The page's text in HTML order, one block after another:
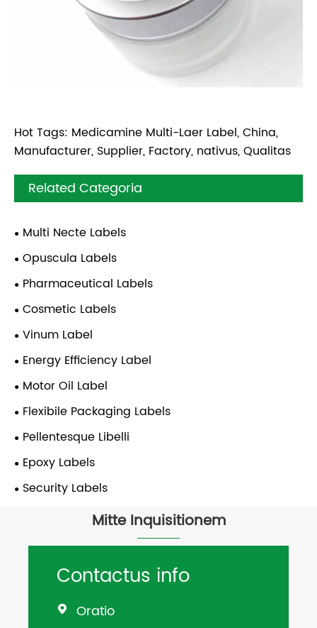
Hot Tags: Medicamine Multi-Laer Label, China,
Manufacturer, Supplier, Factory, nativus, Qualitas
Related Categoria
Multi Necte Labels
Opuscula Labels
Pharmaceutical Labels
Cosmetic Labels
Vinum Label
Energy Efficiency Label
Motor Oil Label
Flexibile Packaging Labels
Pellentesque Libelli
Epoxy Labels
Security Labels
Mitte Inquisitionem
Contactus info
 Oratio